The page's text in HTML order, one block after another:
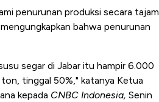
penurunan produksi secara tajam
bahwa penurunan
segar di Jabar itu hampir 6.000
tinggal 50%," katanya Ketua
kepada CNBC Indonesia, Senin